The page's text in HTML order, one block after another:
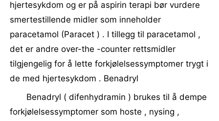
hjertesykdom og er på aspirin terapi bør vurdere
smertestillende midler som inneholder
paracetamol (Paracet ) . I tillegg til paracetamol ,
det er andre over-the -counter rettsmidler
tilgjengelig for å lette forkjølelsessymptomer trygt i
de med hjertesykdom . Benadryl
Benadryl ( difenhydramin ) brukes til å dempe
forkjølelsessymptomer som hoste , nysing ,